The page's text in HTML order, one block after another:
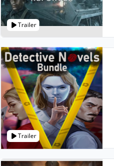
Trailer
Trailer